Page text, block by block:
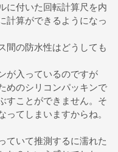
に付いた回転計算尺を内
計算ができるようになっ
間の防水性はどうしても
が入っているのですが
めのシリコンパッキンで
すことができません。そ
てしまいますからね。
ていて推測するに濡れた